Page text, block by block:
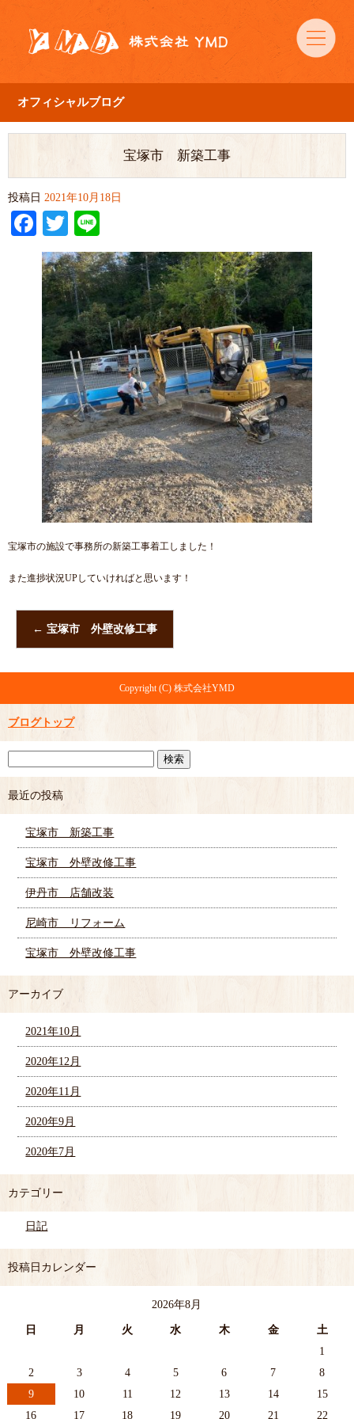
オフィシャルブログ
宝塚市 新築工事
投稿日 2021年10月18日
Facebook
Twitter
宝塚市の施設で事務所の新築工事着工しました！
また進捗状況UPしていければと思います！
← 宝塚市 外壁改修工事
Copyright (C) 株式会社YMD
ブログトップ
最近の投稿
宝塚市 新築工事
宝塚市 外壁改修工事
伊丹市 店舗改装
尼崎市 リフォーム
宝塚市 外壁改修工事
アーカイブ
2021年10月
2020年12月
2020年11月
2020年9月
2020年7月
カテゴリー
日記
投稿日カレンダー
2026年8月
日 月 火 水 木 金
土
1
2
3 4 5 6 7
8
9
10 11 12 13 14
15
16
17 18 19 20 21 22